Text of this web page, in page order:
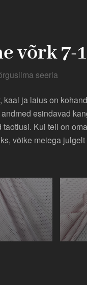
võrk 7-
seeria
kaal ja laius on
esindavad
Kui teil on
võtke meiega